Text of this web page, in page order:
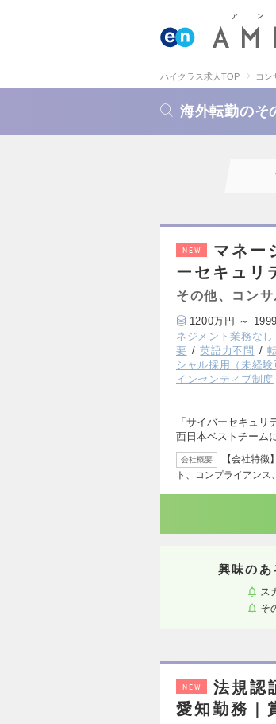
ハイクラス求人TOP コン
海外転勤のそ
NEW
マネー
ーセキュリ
その他、コン
1200万円 ～
ネジメント業務なし
要
英語力不問
シャル採用（未経験
インセンティブ制度
「サイバーセキュ
西日本ベストチーム
会社概要
【会社特
ト、コンプライアン
興味のあ
ス
そ
NEW
法規認
愛知勤務｜